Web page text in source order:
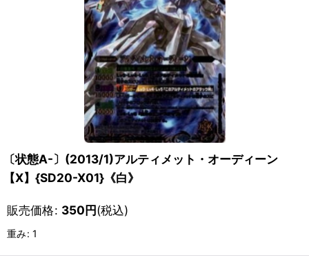
〔状態A-〕(2013/1)アルティメット・オーディーン
【X】{SD20-X01}《白》
販売価格: 350円(税込)
重み: 1